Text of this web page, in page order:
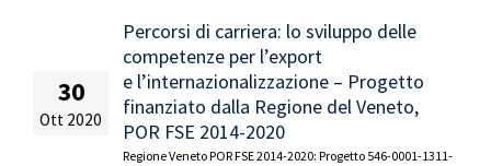
30
Ott 2020
Percorsi di carriera: lo sviluppo delle
competenze per l’export
e l’internazionalizzazione – Progetto
finanziato dalla Regione del Veneto,
POR FSE 2014-2020
Regione Veneto POR FSE 2014-2020: Progetto 546-0001-1311-